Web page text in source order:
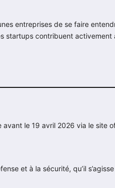
entreprises de se faire
startups contribuent
le 19 avril 2026 via le site
et à la sécurité, qu’il